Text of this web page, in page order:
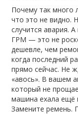
Почему так много
что это не видно.
случится авария.
ГРМ — это не
дешевле, чем
когда последний
прямо сейчас. Не
«авось». В вашем
который не
машина ехала ещё
Замените ремень.